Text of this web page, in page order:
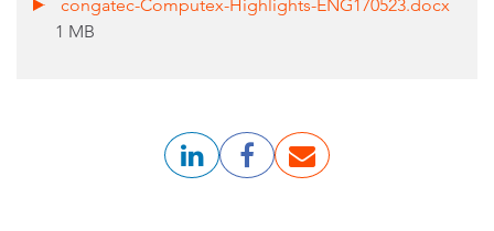
congatec-Computex-Highlights-ENG170523.docx
1 MB